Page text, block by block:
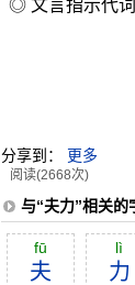
◎ 文言指示代词
分享到： 更多
阅读(2668次)
与“夫力”相关的
fū
夫
lì
力